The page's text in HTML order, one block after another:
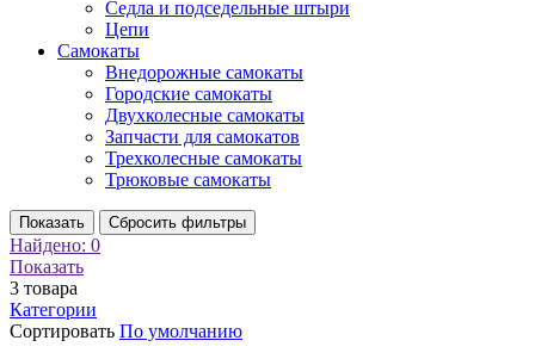
Седла и подседельные штыри
Цепи
Самокаты
Внедорожные самокаты
Городские самокаты
Двухколесные самокаты
Запчасти для самокатов
Трехколесные самокаты
Трюковые самокаты
Показать Сбросить фильтры
Найдено: 0
Показать
3 товара
Категории
Сортировать По умолчанию